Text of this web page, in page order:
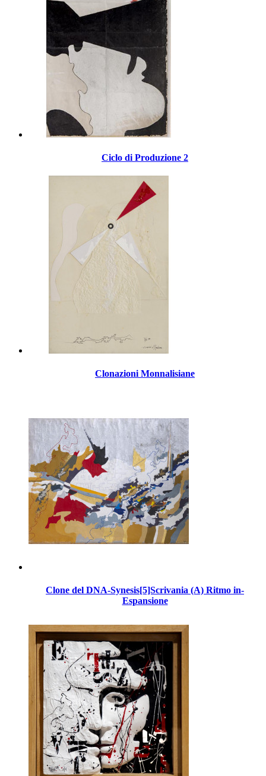
Ciclo di Produzione 2
Clonazioni Monnalisiane
Clone del DNA-Synesis[5]Scrivania (A) Ritmo in-
Espansione